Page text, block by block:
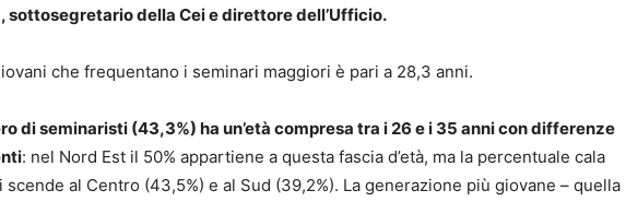
sottosegretario della Cei e direttore dell’Ufficio.
che frequentano i seminari maggiori è pari a 28,3 anni.
di seminaristi (43,3%) ha un’età compresa tra i 26 e i 35 anni con differenze
: nel Nord Est il 50% appartiene a questa fascia d’età, ma la percentuale cala
scende al Centro (43,5%) e al Sud (39,2%). La generazione più giovane – quella